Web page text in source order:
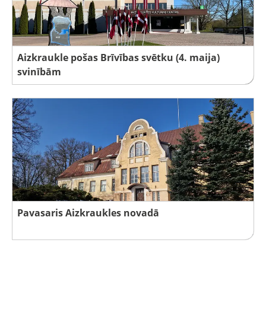
Aizkraukle pošas Brīvības svētku (4. maija)
svinībām
Pavasaris Aizkraukles novadā